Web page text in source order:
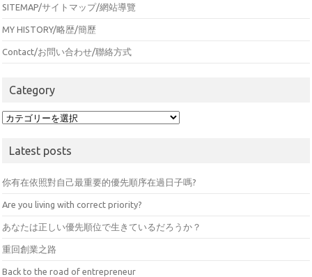
SITEMAP/サイトマップ/網站導覽
MY HISTORY/略歴/簡歷
Contact/お問い合わせ/聯絡方式
Category
Category
Latest posts
你有在依照對自己最重要的優先順序在過日子嗎?
Are you living with correct priority?
あなたは正しい優先順位で生きているだろうか？
重回創業之路
Back to the road of entrepreneur